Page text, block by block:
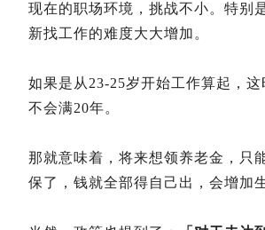
现在的职场环境，挑战不小。特别
新找工作的难度大大增加。
如果是从23-25岁开始工作算起，
不会满20年。
那就意味着，将来想领养老金，只
保了，钱就全部得自己出，会增加